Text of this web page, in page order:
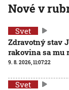
Nové v
Svet
Zdravotný stav
rakovina sa mu
9. 8. 2026, 11:07:22
Svet